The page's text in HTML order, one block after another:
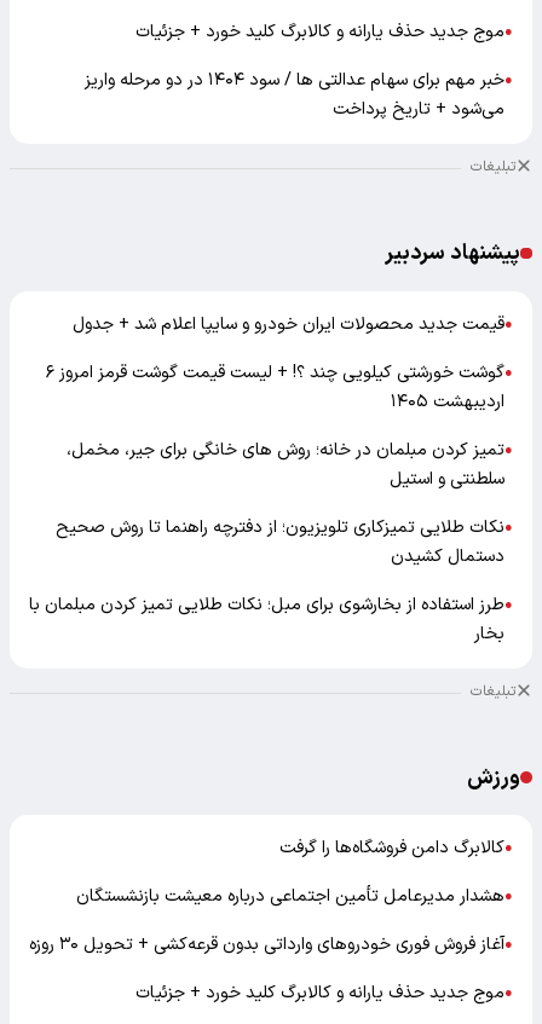
●موج جدید حذف یارانه و کالابرگ کلید خورد + جزئیات
●
خبر مهم برای سهام عدالتی ها / سود ۱۴۰۴ در دو مرحله واریز
می‌شود + تاریخ پرداخت
تبلیغات
پیشنهاد سردبیر
●قیمت جدید محصولات ایران خودرو و سایپا اعلام شد + جدول
●
گوشت خورشتی کیلویی چند ؟! + لیست قیمت گوشت قرمز امروز ۶
اردیبهشت ۱۴۰۵
●تمیز کردن مبلمان در خانه؛ روش های خانگی برای جیر، مخمل،
سلطنتی و استیل
●نکات طلایی تمیزکاری تلویزیون؛ از دفترچه راهنما تا روش صحیح
دستمال کشیدن
●طرز استفاده از بخارشوی برای مبل؛ نکات طلایی تمیز کردن مبلمان با
بخار
تبلیغات
ورزش
●کالابرگ دامن فروشگاه‌ها را گرفت
●هشدار مدیرعامل تأمین اجتماعی درباره معیشت بازنشستگان
●آغاز فروش فوری خودروهای وارداتی بدون قرعه‌کشی + تحویل ۳۰ روزه
●موج جدید حذف یارانه و کالابرگ کلید خورد + جزئیات